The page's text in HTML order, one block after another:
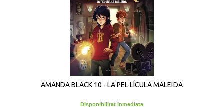
AMANDA BLACK 10 - LA PEL·LÍCULA MALEÏDA
Disponibilitat inmediata